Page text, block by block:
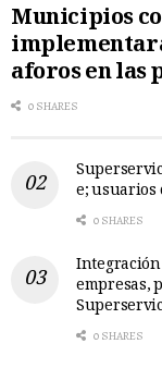
Municipios
aforos en las
0 SHARES
e;
0 SHARES
empresas,
0 SHARES